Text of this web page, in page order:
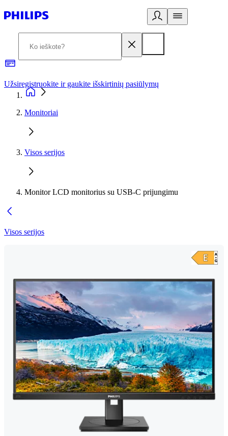
Užsiregistruokite ir gaukite išskirtinių pasiūlymų
Monitoriai
Visos serijos
Monitor LCD monitorius su USB-C prijungimu
Visos serijos